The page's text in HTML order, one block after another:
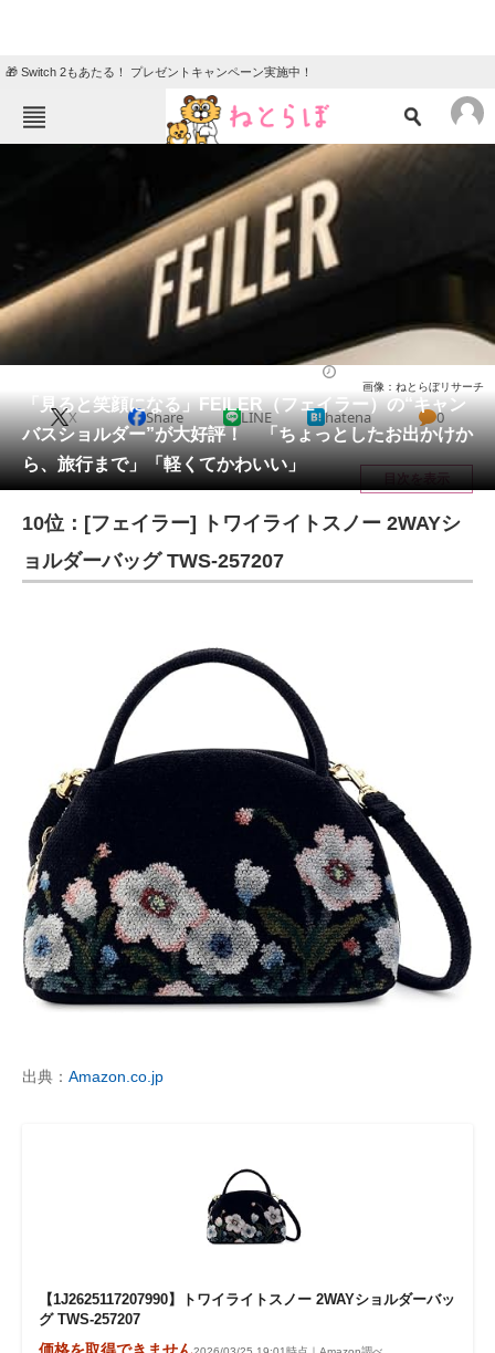
🎁 Switch 2もあたる！ プレゼントキャンペーン実施中！
ねとらぼメニュー
ニュース
クイズ
グルメ 地域
住まい
リサーチ
会員記事
メディア
注目記事を集めた総合ページ
好きが集まる 比べて選べる
ビジネスと働き方のヒント
AI活用のいまが分かる
企業ITのトレンドを詳説
経営リーダーのコミュニティ
マーケ×ITの今がよく分かる
ITエンジニア向け専門サイト
エレクトロニクス専門サイト
エネルギーの専門メディア
「見ると笑顔になる」FEILER（フェイラー）の“キャン
バスショルダー”が大好評！ 「ちょっとしたお出かけか
ら、旅行まで」「軽くてかわいい」
画像：ねとらぼリサーチ
X Share LINE hatena 0
目次を表示
10位：[フェイラー] トワイライトスノー 2WAYシ
ョルダーバッグ TWS-257207
出典： Amazon.co.jp
【1J2625117207990】トワイライトスノー 2WAYショルダーバッ
グ TWS-257207